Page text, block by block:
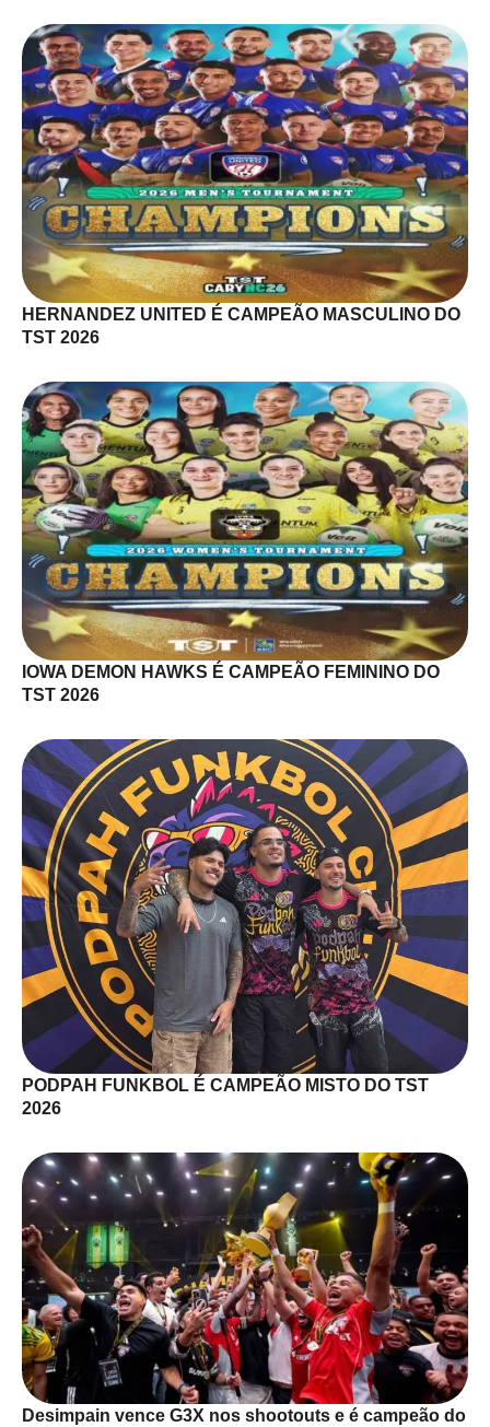
HERNANDEZ UNITED É CAMPEÃO MASCULINO DO
TST 2026
IOWA DEMON HAWKS É CAMPEÃO FEMININO DO
TST 2026
PODPAH FUNKBOL É CAMPEÃO MISTO DO TST
2026
Desimpain vence G3X nos shootouts e é campeão do